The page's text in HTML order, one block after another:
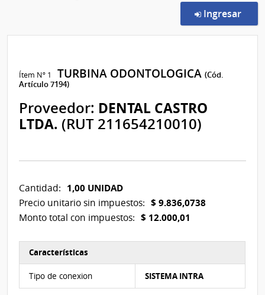
Ingresar
Ítem Nº 1 TURBINA ODONTOLOGICA(Cód.
Artículo 7194)
Proveedor: DENTAL CASTRO
LTDA. (RUT 211654210010)
Cantidad: 1,00 UNIDAD
Precio unitario sin impuestos: $ 9.836,0738
Monto total con impuestos: $ 12.000,01
Características
Tipo de conexion SISTEMA INTRA